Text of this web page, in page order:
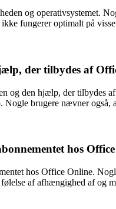
og operativsystemet.
fungerer optimalt på visse
der tilbydes af
og den hjælp, der
brugere nævner
hos
hos Office Online.
af afhængighed af og